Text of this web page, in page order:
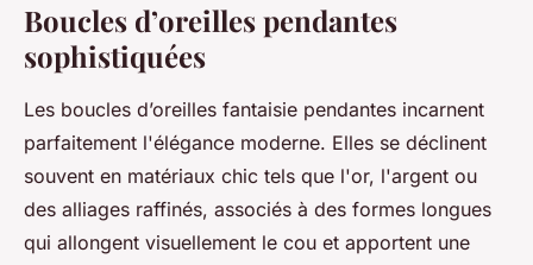
Boucles d’oreilles pendantes
sophistiquées
Les boucles d’oreilles fantaisie pendantes incarnent
parfaitement l'élégance moderne. Elles se déclinent
souvent en matériaux chic tels que l'or, l'argent ou
des alliages raffinés, associés à des formes longues
qui allongent visuellement le cou et apportent une